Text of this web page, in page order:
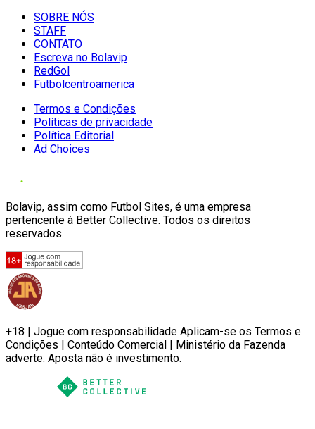
SOBRE NÓS
STAFF
CONTATO
Escreva no Bolavip
RedGol
Futbolcentroamerica
Termos e Condições
Políticas de privacidade
Política Editorial
Ad Choices
Bolavip, assim como Futbol Sites, é uma empresa
pertencente à Better Collective. Todos os direitos
reservados.
+18 | Jogue com responsabilidade Aplicam-se os Termos e
Condições | Conteúdo Comercial | Ministério da Fazenda
adverte: Aposta não é investimento.